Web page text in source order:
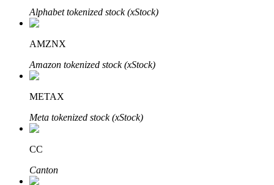
Naucz się stakingu
Dowiedz się, jak uzyskać dochód pasywny
Bitrue
Alphabet tokenized stock (xStock)
AMZNX
Amazon tokenized stock (xStock)
METAX
Meta tokenized stock (xStock)
CC
Canton